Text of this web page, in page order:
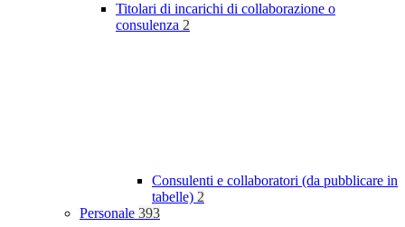
Titolari di incarichi di collaborazione o
consulenza 2
Consulenti e collaboratori (da pubblicare in
tabelle) 2
Personale 393